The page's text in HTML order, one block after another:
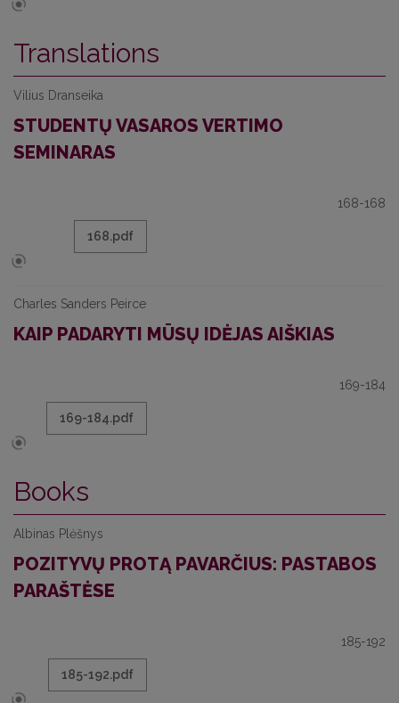
Translations
Vilius Dranseika
STUDENTŲ VASAROS VERTIMO
SEMINARAS
168-168
168.pdf
Charles Sanders Peirce
KAIP PADARYTI MŪSŲ IDĖJAS AIŠKIAS
169-184
169-184.pdf
Books
Albinas Plėšnys
POZITYVŲ PROTĄ PAVARČIUS: PASTABOS
PARAŠTĖSE
185-192
185-192.pdf